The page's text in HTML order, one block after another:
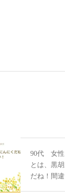
90代 女
とは、黒
だね！間違